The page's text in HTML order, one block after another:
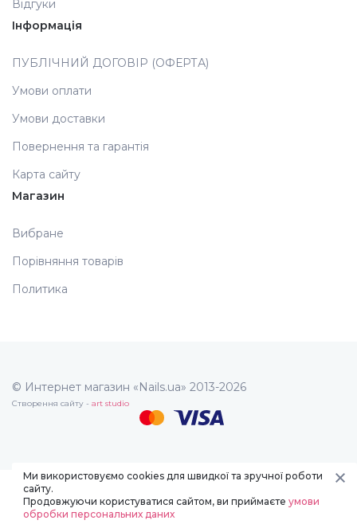
Відгуки
Інформація
ПУБЛІЧНИЙ ДОГОВІР (ОФЕРТА)
Умови оплати
Умови доставки
Повернення та гарантія
Карта сайту
Магазин
Вибране
Порівняння товарів
Политика
© Интернет магазин «Nails.ua» 2013-2026
Створення сайту - art studio
Ми використовуємо cookies для швидкої та зручної роботи
сайту.
Продовжуючи користуватися сайтом, ви приймаєте умови
обробки персональних даних